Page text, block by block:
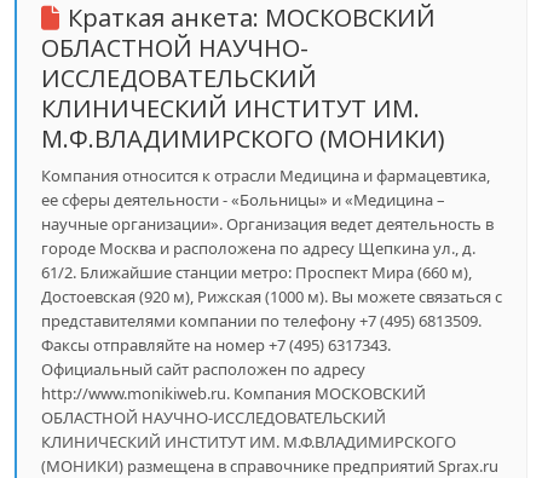
Краткая анкета: МОСКОВСКИЙ
ОБЛАСТНОЙ НАУЧНО-
ИССЛЕДОВАТЕЛЬСКИЙ
КЛИНИЧЕСКИЙ ИНСТИТУТ ИМ.
М.Ф.ВЛАДИМИРСКОГО (МОНИКИ)
Компания относится к отрасли Медицина и фармацевтика,
ее сферы деятельности - «Больницы» и «Медицина –
научные организации». Организация ведет деятельность в
городе Москва и расположена по адресу Щепкина ул., д.
61/2. Ближайшие станции метро: Проспект Мира (660 м),
Достоевская (920 м), Рижская (1000 м). Вы можете связаться с
представителями компании по телефону +7 (495) 6813509.
Факсы отправляйте на номер +7 (495) 6317343.
Официальный сайт расположен по адресу
http://www.monikiweb.ru. Компания МОСКОВСКИЙ
ОБЛАСТНОЙ НАУЧНО-ИССЛЕДОВАТЕЛЬСКИЙ
КЛИНИЧЕСКИЙ ИНСТИТУТ ИМ. М.Ф.ВЛАДИМИРСКОГО
(МОНИКИ) размещена в справочнике предприятий Sprax.ru